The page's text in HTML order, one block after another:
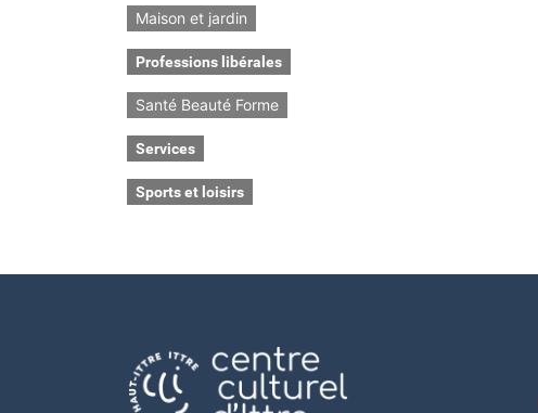
Maison et jardin
Professions libérales
Santé Beauté Forme
Services
Sports et loisirs